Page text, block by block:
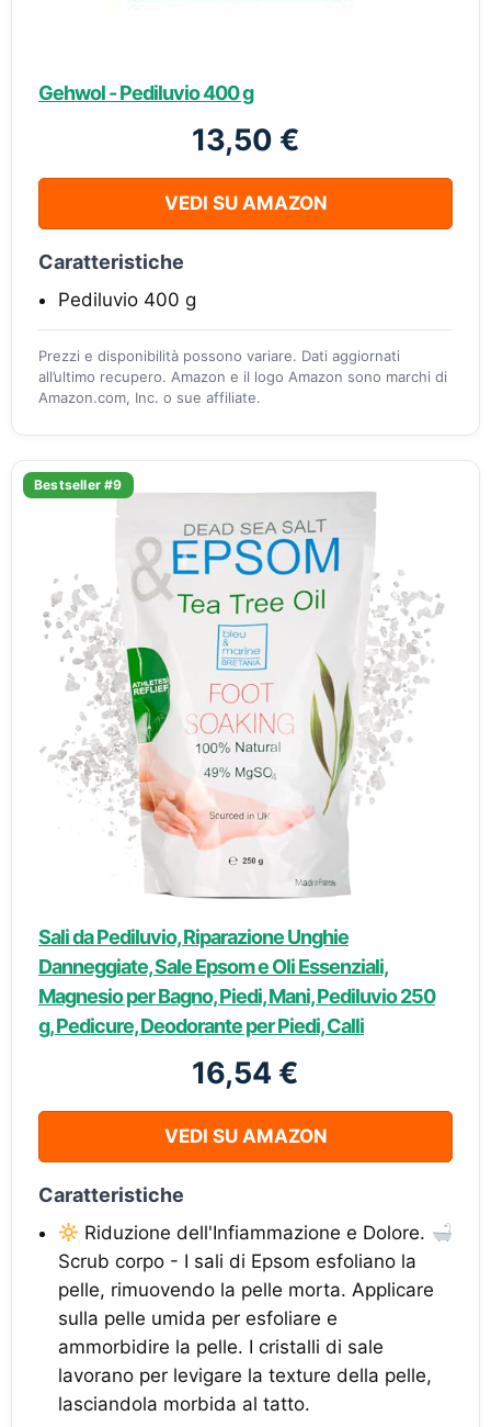
Gehwol - Pediluvio 400 g
13,50 €
VEDI SU AMAZON
Caratteristiche
Pediluvio 400 g
Prezzi e disponibilità possono variare. Dati aggiornati
all’ultimo recupero. Amazon e il logo Amazon sono marchi di
Amazon.com, Inc. o sue affiliate.
Bestseller #9
Sali da Pediluvio, Riparazione Unghie
Danneggiate, Sale Epsom e Oli Essenziali,
Magnesio per Bagno, Piedi, Mani, Pediluvio 250
g, Pedicure, Deodorante per Piedi, Calli
16,54 €
VEDI SU AMAZON
Caratteristiche
Riduzione dell'Infiammazione e Dolore.
Scrub corpo - I sali di Epsom esfoliano la
pelle, rimuovendo la pelle morta. Applicare
sulla pelle umida per esfoliare e
ammorbidire la pelle. I cristalli di sale
lavorano per levigare la texture della pelle,
lasciandola morbida al tatto.